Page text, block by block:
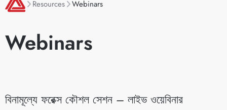
Resources Webinars
Webinars
বিনামূল্যে ফরেক্স কৌশল সেশন – লাইভ ওয়েবিনার